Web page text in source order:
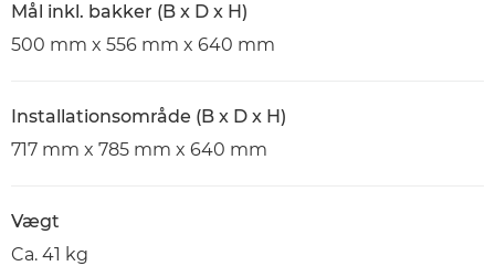
Mål inkl. bakker (B x D x H)
500 mm x 556 mm x 640 mm
Installationsområde (B x D x H)
717 mm x 785 mm x 640 mm
Vægt
Ca. 41 kg